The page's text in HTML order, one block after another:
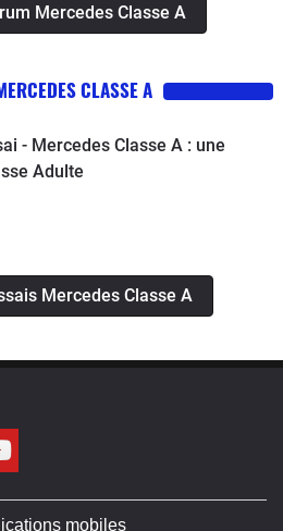
Mercedes Classe A
CLASSE A
- Mercedes Classe A : une
Adulte
Mercedes Classe A
mobiles